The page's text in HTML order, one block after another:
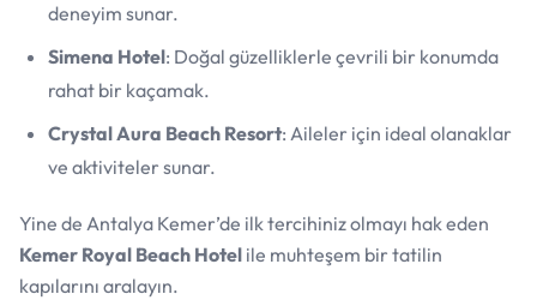
deneyim sunar.
Simena Hotel: Doğal güzelliklerle çevrili bir konumda
rahat bir kaçamak.
Crystal Aura Beach Resort: Aileler için ideal olanaklar
ve aktiviteler sunar.
Yine de Antalya Kemer’de ilk tercihiniz olmayı hak eden
Kemer Royal Beach Hotel ile muhteşem bir tatilin
kapılarını aralayın.